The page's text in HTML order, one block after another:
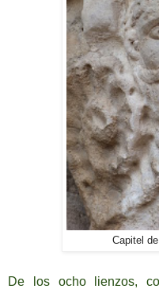
Capitel
De los ocho lienzos,